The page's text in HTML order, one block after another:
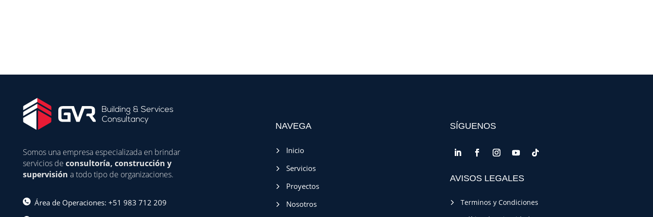
Somos una empresa especializada en brindar
servicios de consultoría, construcción y
supervisión a todo tipo de organizaciones.
Área de Operaciones: +51 983 712 209
NAVEGA
Inicio
Servicios
Proyectos
Nosotros
SÍGUENOS
AVISOS LEGALES
Terminos y Condiciones